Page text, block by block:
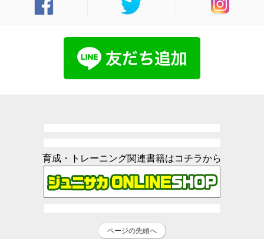
育成・トレーニング関連書籍はコチラから
ページの先頭へ